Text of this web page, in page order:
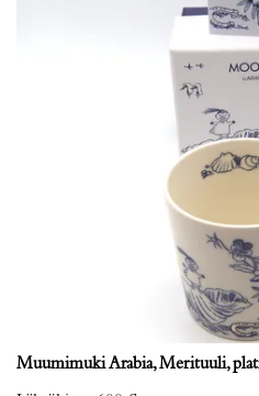
Muumimuki Arabia, Merituuli,